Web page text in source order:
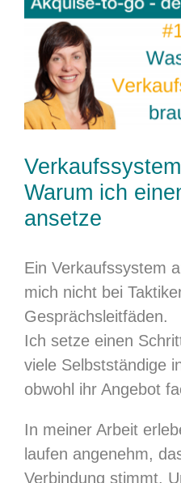
grösseres
Bild
Warum ich
ansetze
Ein Verkaufssystem
mich nicht bei
Gesprächsleitfäden.
Ich setze einen
viele Selbstständige
obwohl ihr Angebot
In meiner Arbeit
laufen angenehm,
Verbindung stimmt.